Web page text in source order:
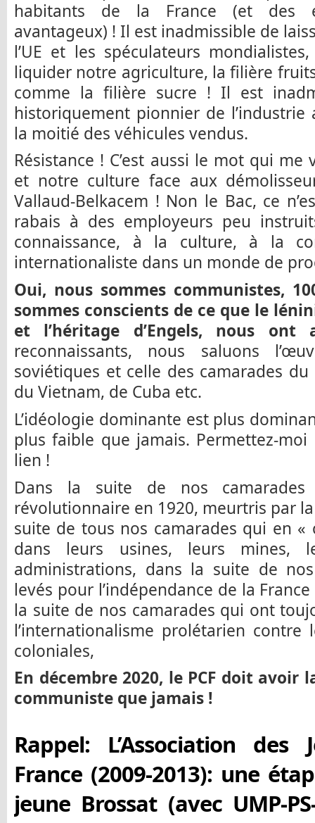
habitants de la France (et des
avantageux) ! Il est inadmissible de
l’UE et les spéculateurs
liquider notre agriculture, la filière
comme la filière sucre ! Il est
historiquement pionnier de
la moitié des véhicules vendus.
Résistance ! C’est aussi le mot qui
et notre culture face aux
Vallaud-Belkacem ! Non le Bac, ce
rabais à des employeurs peu
connaissance, à la culture, à la
internationaliste dans un monde de
Oui, nous sommes communistes,
sommes conscients de ce que le
et l’héritage d’Engels, nous ont
reconnaissants, nous saluons
soviétiques et celle des camarades
du Vietnam, de Cuba etc.
L’idéologie dominante est plus
plus faible que jamais. Permettez-
lien !
Dans la suite de nos
révolutionnaire en 1920, meurtris par
suite de tous nos camarades qui en
dans leurs usines, leurs mines,
administrations, dans la suite de
levés pour l’indépendance de la
la suite de nos camarades qui ont
l’internationalisme prolétarien
coloniales,
En décembre 2020, le PCF doit
communiste que jamais !
Rappel: L’Association des
France (2009-2013): une
jeune Brossat (avec UMP-PS-